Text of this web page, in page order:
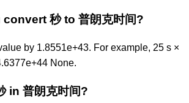
秒 to 普朗克时间?
by 1.8551e+43. For example, 25 s ×
None.
in 普朗克时间?